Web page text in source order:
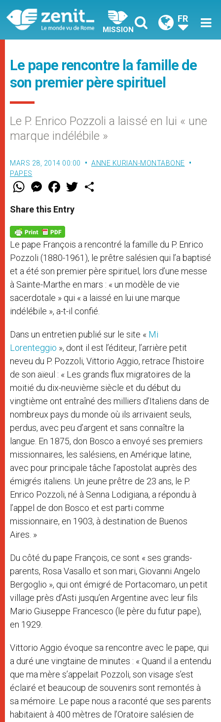
MISSION
FR
Le pape rencontre la famille de
son premier père spirituel
Le P. Enrico Pozzoli a laissé en lui « une
marque indélébile »
MARS 28, 2014 00:00
ANNE KURIAN-MONTABONE
PAPES
W
t
s
p
p
M
e
s
e
g
e
r
F
a
e
b
o
k
w
Share this Entry
Le pape François a rencontré la famille du P. Enrico
Pozzoli (1880-1961), le prêtre salésien qui l’a baptisé
et a été son premier père spirituel, lors d’une messe
à Sainte-Marthe en mars : « un modèle de vie
sacerdotale » qui « a laissé en lui une marque
indélébile », a-t-il confié.
Dans un entretien publié sur le site « Mi
Lorenteggio », dont il est l’éditeur, l’arrière petit
neveu du P. Pozzoli, Vittorio Aggio, retrace l’histoire
de son aïeul : « Les grands flux migratoires de la
moitié du dix-neuvième siècle et du début du
vingtième ont entraîné des milliers d’Italiens dans de
nombreux pays du monde où ils arrivaient seuls,
perdus, avec peu d’argent et sans connaître la
langue. En 1875, don Bosco a envoyé ses premiers
missionnaires, les salésiens, en Amérique latine,
avec pour principale tâche l’apostolat auprès des
émigrés italiens. Un jeune prêtre de 23 ans, le P.
Enrico Pozzoli, né à Senna Lodigiana, a répondu à
l’appel de don Bosco et est parti comme
missionnaire, en 1903, à destination de Buenos
Aires. »
Du côté du pape François, ce sont « ses grands-
parents, Rosa Vasallo et son mari, Giovanni Angelo
Bergoglio », qui ont émigré de Portacomaro, un petit
village près d’Asti jusqu’en Argentine avec leur fils
Mario Giuseppe Francesco (le père du futur pape),
en 1929.
Vittorio Aggio évoque sa rencontre avec le pape, qui
a duré une vingtaine de minutes : « Quand il a entendu
que ma mère s’appelait Pozzoli, son visage s’est
éclairé et beaucoup de souvenirs sont remontés à
sa mémoire. Le pape nous a raconté que ses parents
habitaient à 400 mètres de l’Oratoire salésien de